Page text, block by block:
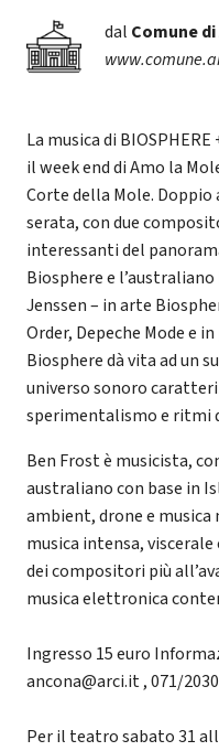
dal Comune
La musica di BIOSPHERE
il week end di Amo la
Corte della Mole.
serata, con due
interessanti del
Biosphere e
Jenssen – in arte
Order, Depeche Mode e
Biosphere dà vita ad un
universo sonoro
sperimentalismo e ritmi
Ben Frost è musicista,
australiano con base in
ambient, drone e
musica intensa,
dei compositori più
musica elettronica
Ingresso 15 euro
ancona@arci.it , 071/
Per il teatro sabato 31